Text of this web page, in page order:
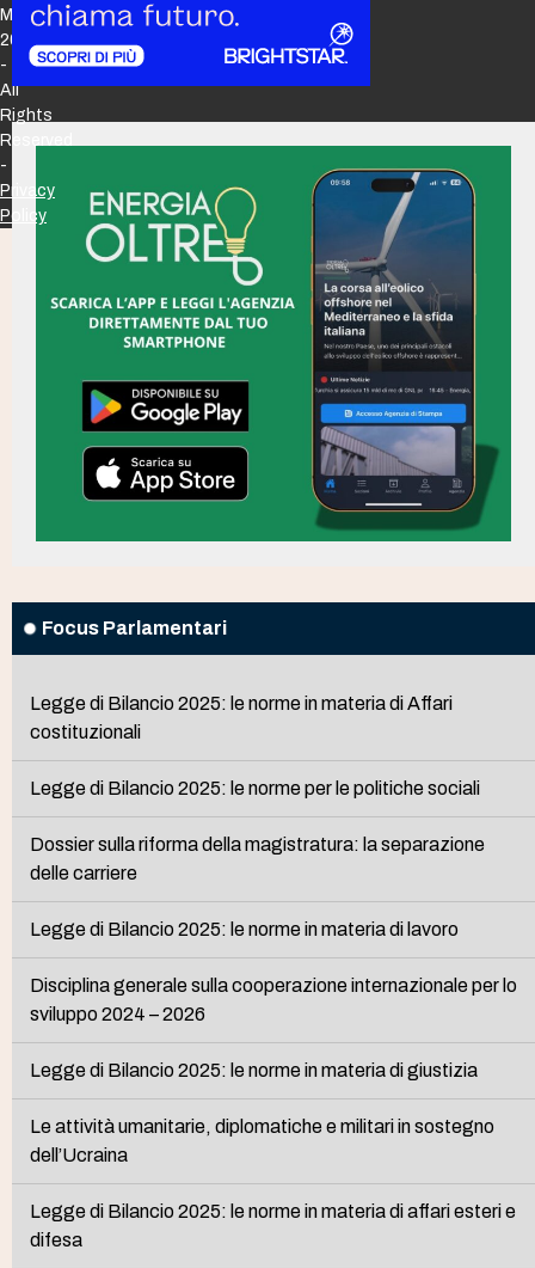
Focus Parlamentari
Legge di Bilancio 2025: le norme in materia di Affari
costituzionali
Legge di Bilancio 2025: le norme per le politiche sociali
Dossier sulla riforma della magistratura: la separazione
delle carriere
Legge di Bilancio 2025: le norme in materia di lavoro
Disciplina generale sulla cooperazione internazionale per lo
sviluppo 2024 – 2026
Legge di Bilancio 2025: le norme in materia di giustizia
Le attività umanitarie, diplomatiche e militari in sostegno
dell’Ucraina
Legge di Bilancio 2025: le norme in materia di affari esteri e
difesa
Maker
2026
-
All
Rights
Reserved
-
Privacy
Policy